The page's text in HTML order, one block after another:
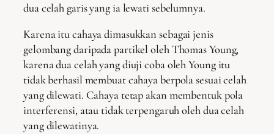
dua celah garis yang ia lewati sebelumnya.
Karena itu cahaya dimasukkan sebagai jenis
gelombang daripada partikel oleh Thomas Young,
karena dua celah yang diuji coba oleh Young itu
tidak berhasil membuat cahaya berpola sesuai celah
yang dilewati. Cahaya tetap akan membentuk pola
interferensi, atau tidak terpengaruh oleh dua celah
yang dilewatinya.